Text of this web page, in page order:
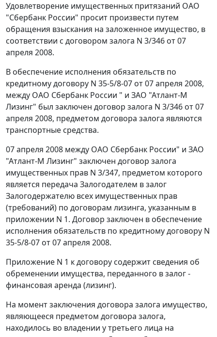
Удовлетворение имущественных притязаний ОАО
"Сбербанк России" просит произвести путем
обращения взыскания на заложенное имущество, в
соответствии с договором залога N 3/346 от 07
апреля 2008.
В обеспечение исполнения обязательств по
кредитному договору N 35-5/8-07 от 07 апреля 2008,
между ОАО Сбербанк России " и ЗАО "Атлант-М
Лизинг" был заключен договор залога N 3/346 от 07
апреля 2008, предметом договора залога являются
транспортные средства.
07 апреля 2008 между ОАО Сбербанк России" и ЗАО
"Атлант-М Лизинг" заключен договор залога
имущественных прав N 3/347, предметом которого
является передача Залогодателем в залог
Залогодержателю всех имущественных прав
(требований) по договорам лизинга, указанным в
приложении N 1. Договор заключен в обеспечение
исполнения обязательств по кредитному договору N
35-5/8-07 от 07 апреля 2008.
Приложение N 1 к договору содержит сведения об
обременении имущества, переданного в залог -
финансовая аренда (лизинг).
На момент заключения договора залога имущество,
являющееся предметом договора залога,
находилось во владении у третьего лица на